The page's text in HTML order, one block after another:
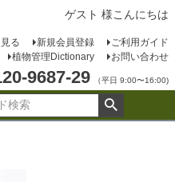
ゲスト 様こんにちは
る 新規会員登録
ご利用ガイド
植物管理Dictionary お問い合わせ
9687-29 （平日 9:00〜16:00)